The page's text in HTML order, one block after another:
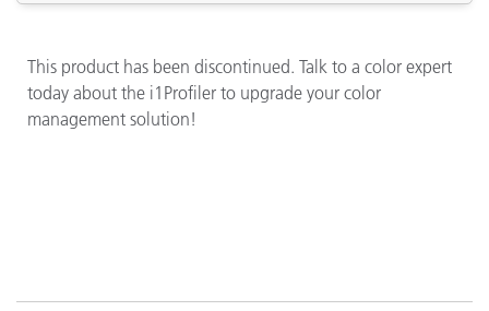
This product has been discontinued. Talk to a color expert
today about the i1Profiler to upgrade your color
management solution!